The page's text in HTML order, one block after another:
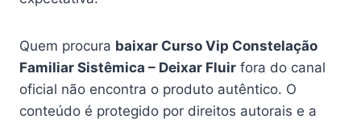
Quem procura baixar Curso Vip Constelação
Familiar Sistêmica – Deixar Fluir fora do canal
oficial não encontra o produto autêntico. O
conteúdo é protegido por direitos autorais e a